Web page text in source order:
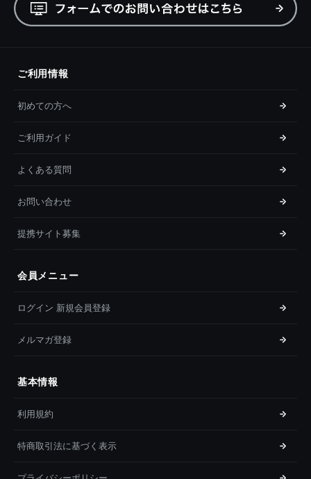
ご利用情報
初めての方へ
ご利用ガイド
よくある質問
お問い合わせ
提携サイト募集
会員メニュー
ログイン 新規会員登録
メルマガ登録
基本情報
利用規約
特商取引法に基づく表示